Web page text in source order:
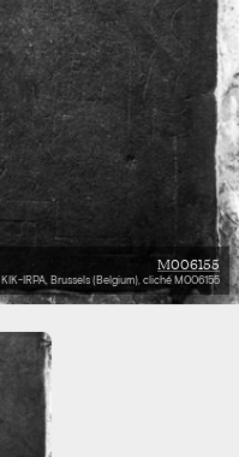
M006155
KIK-IRPA, Brussels (Belgium), cliché M006155